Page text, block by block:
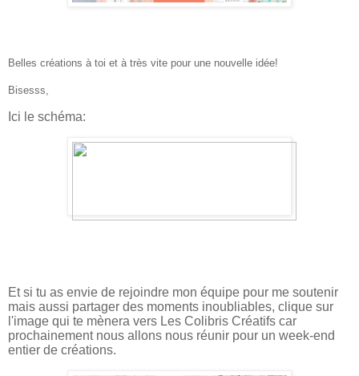
Belles créations à toi et à très vite pour une nouvelle idée!
Bisesss,
Ici le schéma:
Et si tu as envie de rejoindre mon équipe pour me soutenir
mais aussi partager des moments inoubliables, clique sur
l'image qui te mènera vers Les Colibris Créatifs car
prochainement nous allons nous réunir pour un week-end
entier de créations.